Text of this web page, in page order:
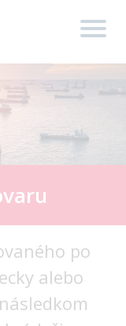
po
alebo